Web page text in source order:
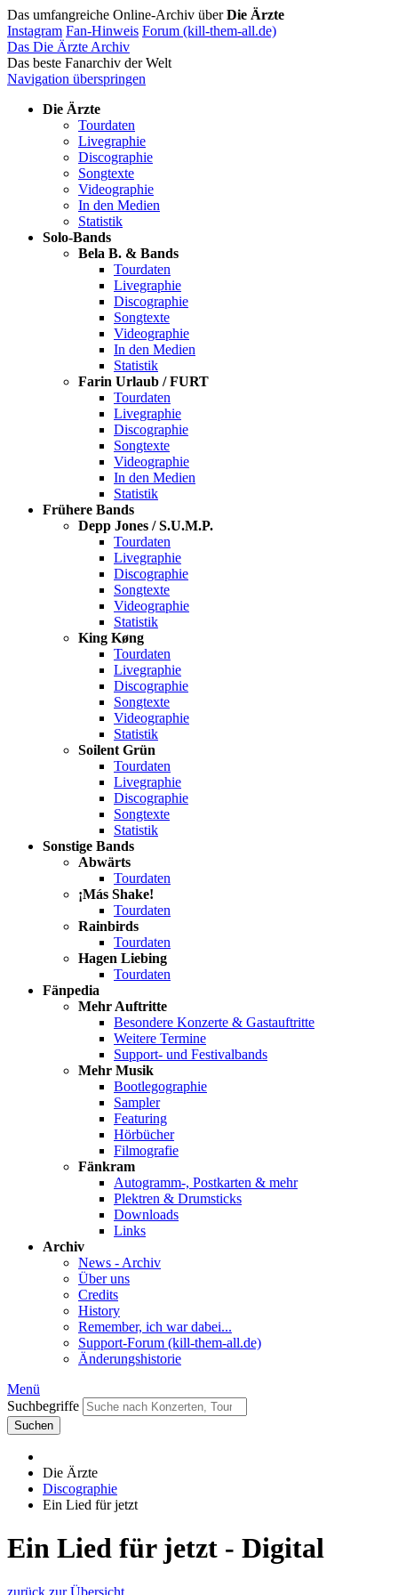
Das umfangreiche Online-Archiv überDie Ärzte
Instagram Fan-Hinweis Forum (kill-them-all.de)
Das Die Ärzte Archiv
Das beste Fanarchiv der Welt
Navigation überspringen
Die Ärzte
Tourdaten
Livegraphie
Discographie
Songtexte
Videographie
In den Medien
Statistik
Solo-Bands
Bela B. & Bands
Tourdaten
Livegraphie
Discographie
Songtexte
Videographie
In den Medien
Statistik
Farin Urlaub / FURT
Tourdaten
Livegraphie
Discographie
Songtexte
Videographie
In den Medien
Statistik
Frühere Bands
Depp Jones / S.U.M.P.
Tourdaten
Livegraphie
Discographie
Songtexte
Videographie
Statistik
King Køng
Tourdaten
Livegraphie
Discographie
Songtexte
Videographie
Statistik
Soilent Grün
Tourdaten
Livegraphie
Discographie
Songtexte
Statistik
Sonstige Bands
Abwärts
Tourdaten
¡Más Shake!
Tourdaten
Rainbirds
Tourdaten
Hagen Liebing
Tourdaten
Fänpedia
Mehr Auftritte
Besondere Konzerte & Gastauftritte
Weitere Termine
Support- und Festivalbands
Mehr Musik
Bootlegographie
Sampler
Featuring
Hörbücher
Filmografie
Fänkram
Autogramm-, Postkarten & mehr
Plektren & Drumsticks
Downloads
Links
Archiv
News - Archiv
Über uns
Credits
History
Remember, ich war dabei...
Support-Forum (kill-them-all.de)
Änderungshistorie
Menü
Suchbegriffe
Suchen
Die Ärzte
Discographie
Ein Lied für jetzt
Ein Lied für jetzt - Digital
zurück zur Übersicht